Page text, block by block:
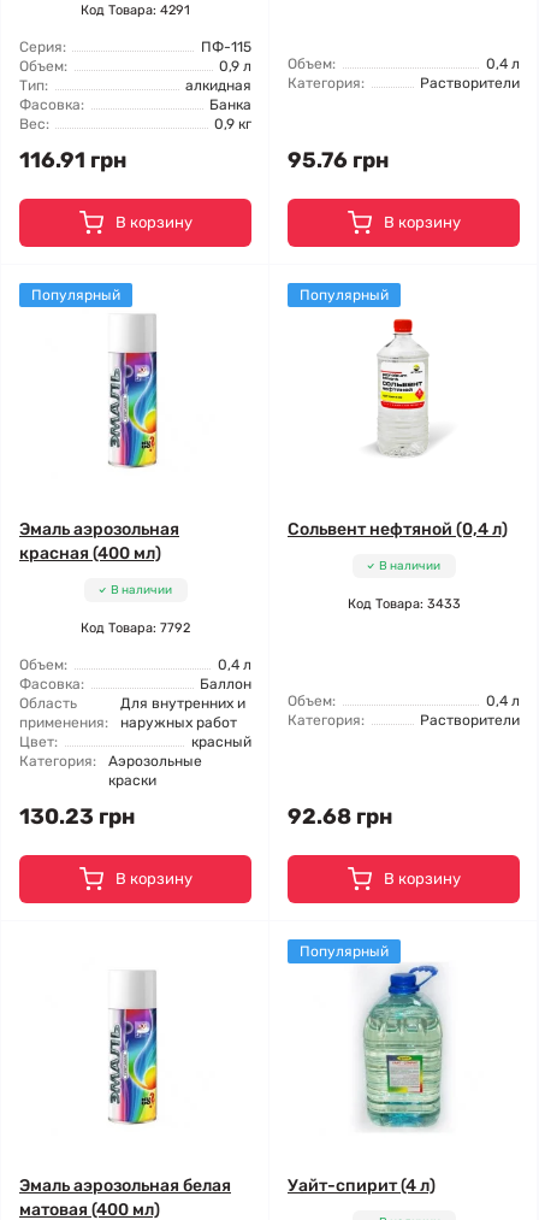
Код Товара: 4291
Серия:
ПФ-115
Объем:
0,9 л
Тип:
алкидная
Фасовка:
Банка
Вес:
0,9 кг
116.91 грн
В корзину
Объем:
0,4 л
Категория:
Растворители
95.76 грн
В корзину
Популярный
Эмаль аэрозольная
красная (400 мл)
В наличии
Код Товара: 7792
Объем:
0,4 л
Фасовка:
Баллон
Область
применения:
Для внутренних и
наружных работ
Цвет:
красный
Категория:
Аэрозольные
краски
130.23 грн
В корзину
Популярный
Сольвент нефтяной (0,4 л)
В наличии
Код Товара: 3433
Объем:
0,4 л
Категория:
Растворители
92.68 грн
В корзину
Эмаль аэрозольная белая
матовая (400 мл)
Популярный
Уайт-спирит (4 л)